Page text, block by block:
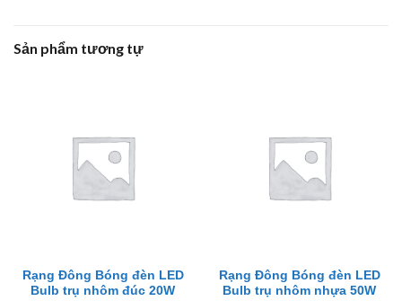
Sản phẩm tương tự
Rạng Đông Bóng đèn LED
Bulb trụ nhôm đúc 20W
Rạng Đông Bóng đèn LED
Bulb trụ nhôm nhựa 50W